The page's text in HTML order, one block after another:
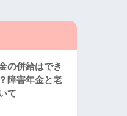
の併給はでき
障害年金と老
て